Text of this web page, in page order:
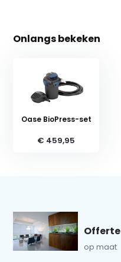
Onlangs bekeken
Oase BioPress-set
€ 459,95
Offerte
op maat